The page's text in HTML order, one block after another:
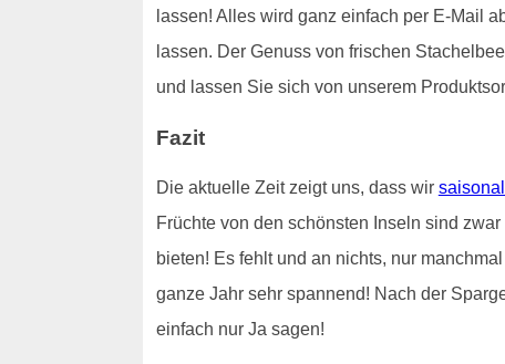
lassen! Alles wird ganz einfach per E-Mail
lassen. Der Genuss von frischen
und lassen Sie sich von unserem
Fazit
Die aktuelle Zeit zeigt uns, dass wir
Früchte von den schönsten Inseln sind
bieten! Es fehlt und an nichts, nur
ganze Jahr sehr spannend! Nach der
einfach nur Ja sagen!